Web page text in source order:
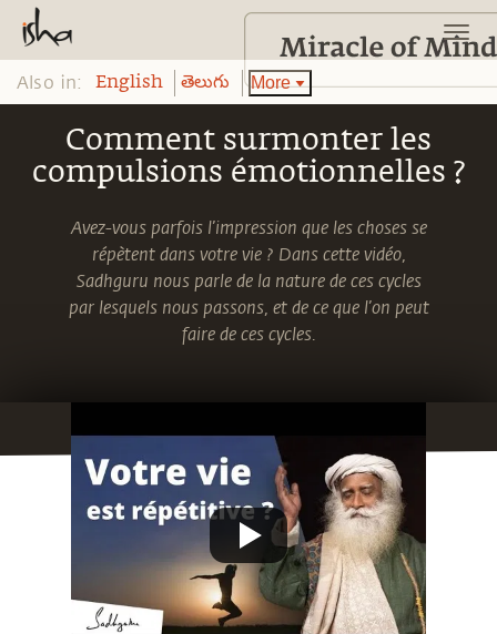
Comment surmonter les
compulsions émotionnelles ?
Avez-vous parfois l’impression que les choses se
répètent dans votre vie ? Dans cette vidéo,
Sadhguru nous parle de la nature de ces cycles
par lesquels nous passons, et de ce que l’on peut
faire de ces cycles.
Also in: English తెలుగు More